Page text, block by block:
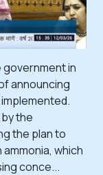
government in
announcing
the
the plan to
which
conce...